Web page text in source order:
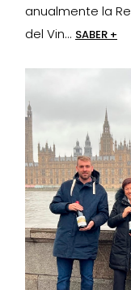
anualmente la
del Vin... SABER +